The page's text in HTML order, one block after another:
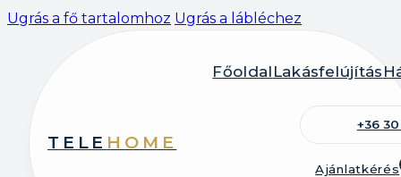
Ugrás a fő tartalomhoz Ugrás a lábléchez
TELE HOME
Főoldal Lakásfelújítás
+36
Ajánlatkérés